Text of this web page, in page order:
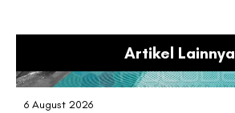
Artikel Lainnya
6 August 2026